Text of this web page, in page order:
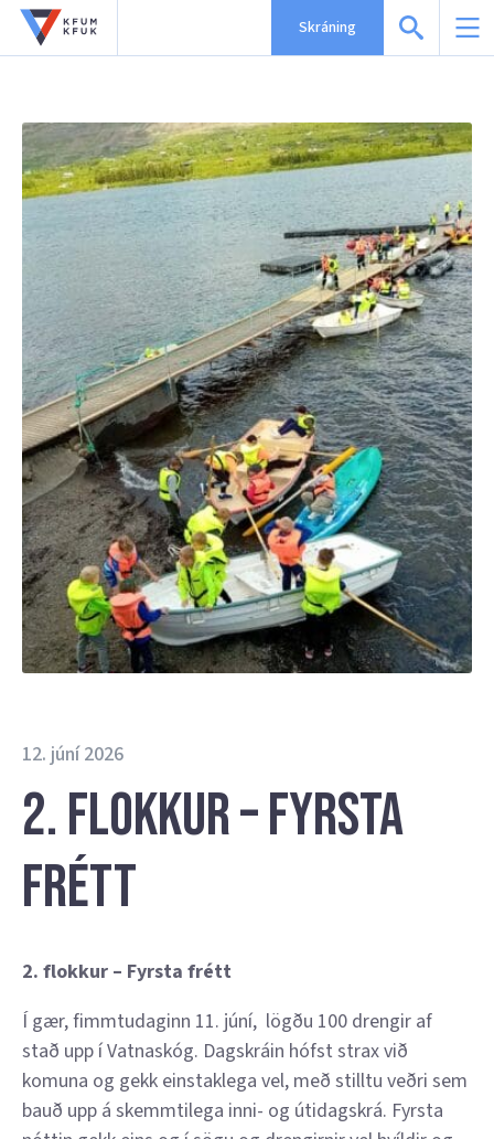
Skráning
12. júní 2026
2. flokkur – fyrsta
frétt
2. flokkur – Fyrsta frétt
Í gær, fimmtudaginn 11. júní, lögðu 100 drengir af
stað upp í Vatnaskóg. Dagskráin hófst strax við
komuna og gekk einstaklega vel, með stilltu veðri sem
bauð upp á skemmtilega inni- og útidagskrá. Fyrsta